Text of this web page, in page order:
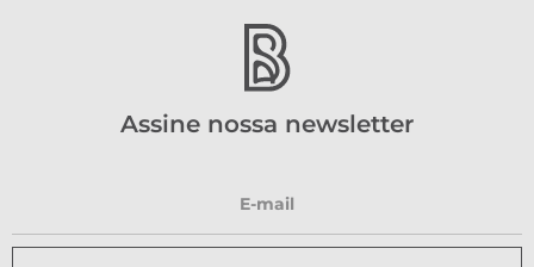
Assine nossa newsletter